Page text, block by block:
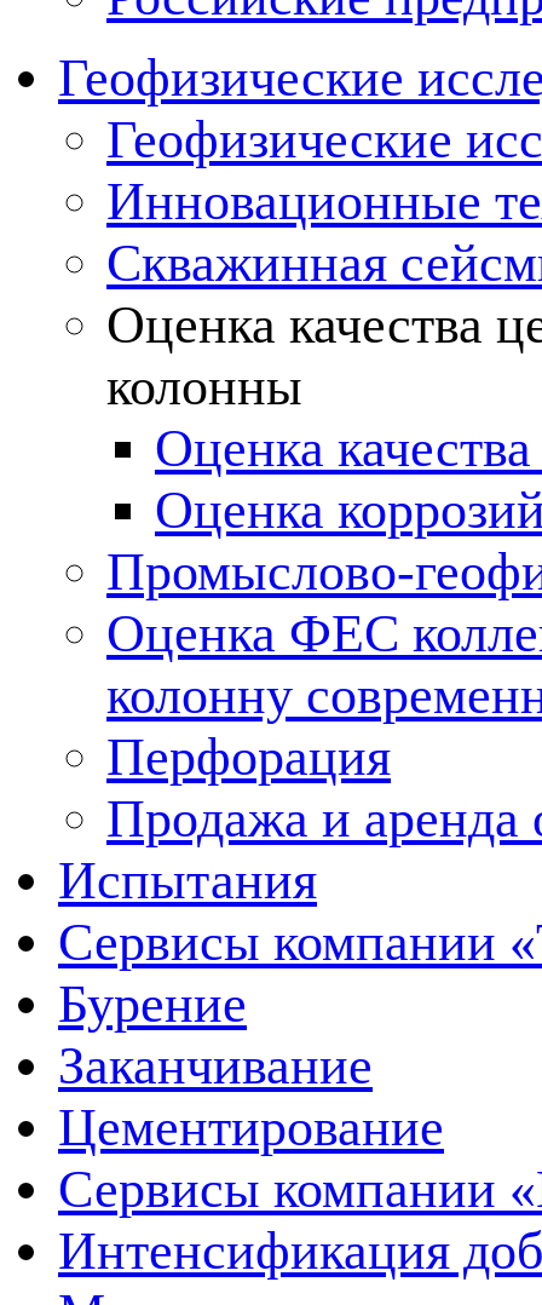
Геофизические
Геофизические
Инновационные
Скважинная
Оценка качества
колонны
Оценка
Оценка
Промыслово-
Оценка ФЕС
колонну
Перфорация
Продажа и аренда
Испытания
Сервисы компании
Бурение
Заканчивание
Цементирование
Сервисы компании
Интенсификация